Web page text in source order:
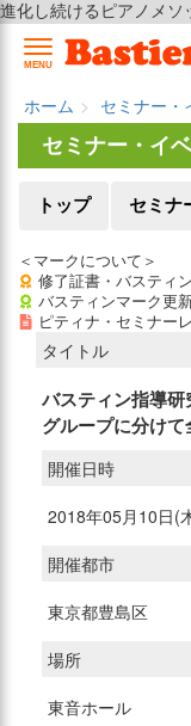
進化し続けるピアノメソ
MENU
ホーム セミナー・
セミナー・イ
トップ セミナ
＜マークについて＞
修了証書・バスティ
バスティンマーク更
ピティナ・セミナー
タイトル
バスティン指導研
グループに分け
開催日時
2018年05月10日
開催都市
東京都豊島区
場所
東音ホール